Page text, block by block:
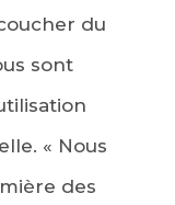
du
sont
« Nous
des